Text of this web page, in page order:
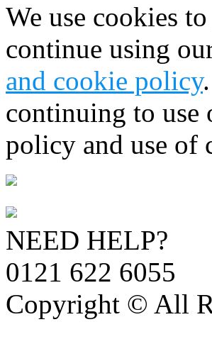
We use cookies
continue using
and cookie policy
continuing to use
policy and use of
NEED HELP?
0121 622 6055
Copyright © All